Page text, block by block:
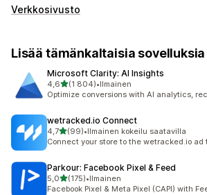
Verkkosivusto
Lisää tämänkaltaisia sovelluksia
Microsoft Clarity: AI Insights
4,6/ 5 tähteä
(1 804)
1804 arvostelua yhteensä
•Ilmainen
Optimize conversions with AI analytics,
wetracked.io Connect
4,7/ 5 tähteä
(99)
99 arvostelua yhteensä
•Ilmainen kokeilu saatavilla
Connect your store to the wetracked.io ad
Parkour: Facebook Pixel & Feed
5,0/ 5 tähteä
(175)
175 arvostelua yhteensä
•Ilmainen
Facebook Pixel & Meta Pixel (CAPI) with